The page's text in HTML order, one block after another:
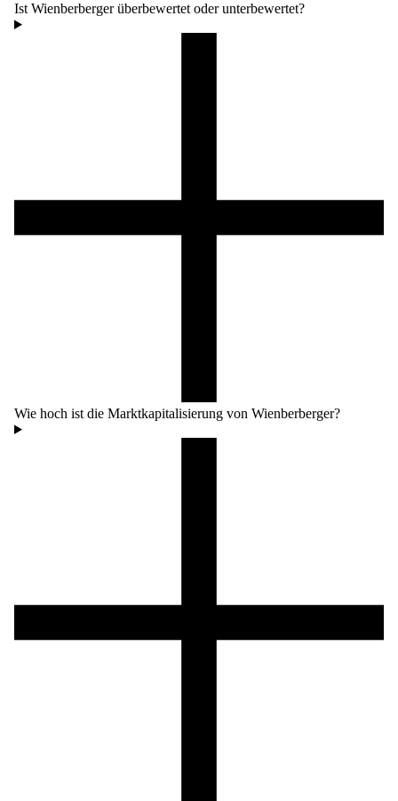
Ist Wienberberger überbewertet oder unterbewertet?
Wie hoch ist die Marktkapitalisierung von Wienberberger?